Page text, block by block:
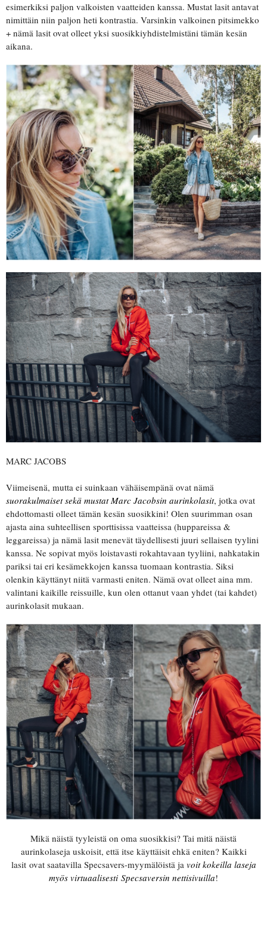
esimerkiksi paljon valkoisten vaatteiden kanssa. Mustat lasit antavat
nimittäin niin paljon heti kontrastia. Varsinkin valkoinen pitsimekko
+ nämä lasit ovat olleet yksi suosikkiyhdistelmistäni tämän kesän
aikana.
MARC JACOBS
Viimeisenä, mutta ei suinkaan vähäisempänä ovat nämä
suorakulmaiset sekä mustat Marc Jacobsin aurinkolasit, jotka ovat
ehdottomasti olleet tämän kesän suosikkini! Olen suurimman osan
ajasta aina suhteellisen sporttisissa vaatteissa (huppareissa &
leggareissa) ja nämä lasit menevät täydellisesti juuri sellaisen tyylini
kanssa. Ne sopivat myös loistavasti rokahtavaan tyyliini, nahkatakin
pariksi tai eri kesämekkojen kanssa tuomaan kontrastia. Siksi
olenkin käyttänyt niitä varmasti eniten. Nämä ovat olleet aina mm.
valintani kaikille reissuille, kun olen ottanut vaan yhdet (tai kahdet)
aurinkolasit mukaan.
Mikä näistä tyyleistä on oma suosikkisi? Tai mitä näistä
aurinkolaseja uskoisit, että itse käyttäisit ehkä eniten? Kaikki
lasit ovat saatavilla Specsavers-myymälöistä ja voit kokeilla laseja
myös virtuaalisesti Specsaversin nettisivuilla!